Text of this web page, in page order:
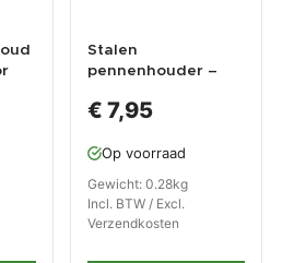
Stalen
pennenhouder –
r voor
€ 7,95
Op voorraad
Gewicht: 0.28kg
Incl. BTW / Excl.
Verzendkosten